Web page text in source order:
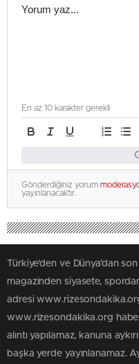
En az 10 karakter gerekli
Gönderdiğiniz yorum
yayınlanacaktır.
Türkiye'den ve Dünya’dan
magazinden siyasete,
adresi
www.rizesondakika.org
alıntı yapılamaz, kanuna
başka yerde yayınlanamaz.